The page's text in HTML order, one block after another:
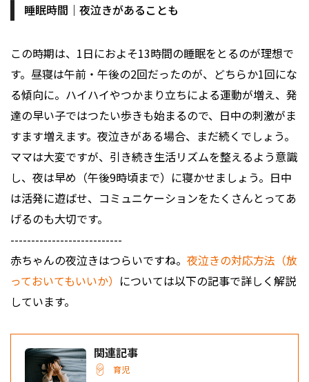
睡眠時間｜夜泣きがあることも
この時期は、1日におよそ13時間の睡眠をとるのが理想で
す。昼寝は午前・午後の2回だったのが、どちらか1回にな
る傾向に。ハイハイやつかまり立ちによる運動が増え、発
達の早い子ではつたい歩きも始まるので、日中の刺激がま
すます増えます。夜泣きがある場合、まだ続くでしょう。
ママは大変ですが、引き続き生活リズムを整えるよう意識
し、夜は早め（午後9時頃まで）に寝かせましょう。日中
は活発に遊ばせ、コミュニケーションをたくさんとってあ
げるのも大切です。
---------------------------
赤ちゃんの夜泣きはつらいですね。 夜泣きの対応方法（放
っておいてもいいか） については以下の記事で詳しく解説
しています。
関連記事
育児